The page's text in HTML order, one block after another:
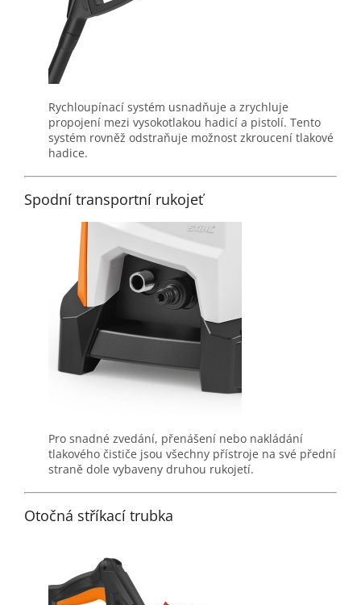
Rychloupínací systém usnadňuje a zrychluje
propojení mezi vysokotlakou hadicí a pistolí. Tento
systém rovněž odstraňuje možnost zkroucení tlakové
hadice.
Spodní transportní rukojeť
Pro snadné zvedání, přenášení nebo nakládání
tlakového čističe jsou všechny přístroje na své přední
straně dole vybaveny druhou rukojetí.
Otočná stříkací trubka